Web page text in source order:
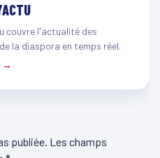
couvre l'actualité des
la diaspora en temps réel.
→
publiée. Les champs